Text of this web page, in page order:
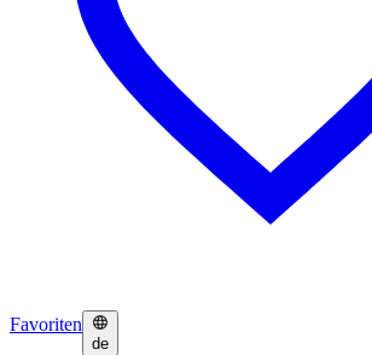
Favoriten
de